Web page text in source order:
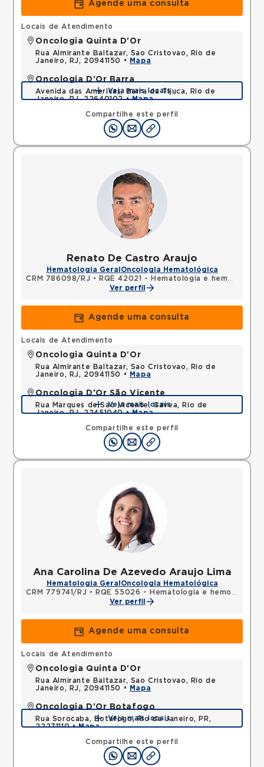
Agende uma consulta
Compartilhe este perfil
Locais de Atendimento
Oncologia Quinta D'Or
Rua Almirante Baltazar, Sao Cristovao, Rio de
Janeiro, RJ, 20941150 •
Mapa
Oncologia D'Or Barra
Avenida das Americas, Barra da Tijuca, Rio de
Janeiro, RJ, 22640102 •Mapa
Veja mais locais
Renato De Castro Araujo
Hematologia Geral Oncologia Hematológica
CRM 786098/RJ •
RQE 42021 - Hematologia e hemoterapia
Ver perfil
Agende uma consulta
Compartilhe este perfil
Locais de Atendimento
Oncologia Quinta D'Or
Rua Almirante Baltazar, Sao Cristovao, Rio de
Janeiro, RJ, 20941150 •
Mapa
Oncologia D'Or São Vicente
Rua Marques de Sao Vicente, Gavea, Rio de
Janeiro, RJ, 22451040 •Mapa
Veja mais locais
Ana Carolina De Azevedo Araujo Lima
Hematologia Geral Oncologia Hematológica
CRM 779741/RJ •
RQE 55026 - Hematologia e hemoterapia
Ver perfil
Agende uma consulta
Compartilhe este perfil
Locais de Atendimento
Oncologia Quinta D'Or
Rua Almirante Baltazar, Sao Cristovao, Rio de
Janeiro, RJ, 20941150 •
Mapa
Oncologia D'Or Botafogo
Rua Sorocaba, Botafogo, Rio de Janeiro, PR,
22271110 •Mapa
Veja mais locais